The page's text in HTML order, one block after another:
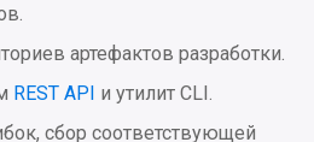
артефактов разработки.
REST API и утилит CLI.
сбор соответствующей